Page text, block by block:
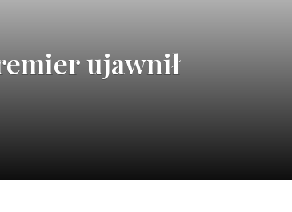
ujawnił